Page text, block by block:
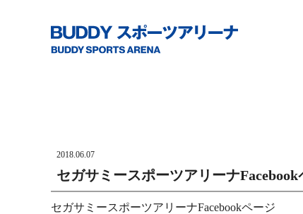
2018.06.07
セガサミースポーツアリーナ
セガサミースポーツアリーナFacebookページ